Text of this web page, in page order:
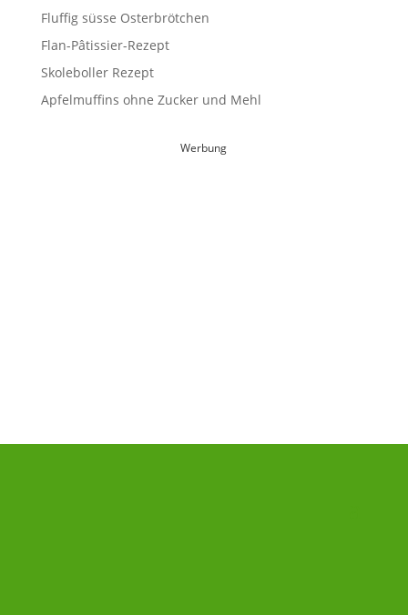
Fluffig süsse Osterbrötchen
Flan-Pâtissier-Rezept
Skoleboller Rezept
Apfelmuffins ohne Zucker und Mehl
Werbung